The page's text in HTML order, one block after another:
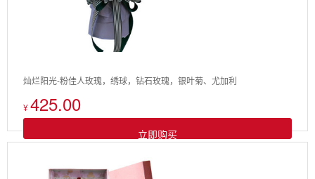
灿烂阳光-粉佳人玫瑰，绣球，钻石玫瑰，银叶菊、尤加利
¥425.00
立即购买